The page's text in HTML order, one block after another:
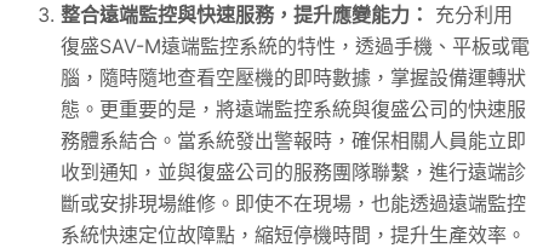
整合遠端監控與快速服務，提升應變能力： 充分利用
復盛SAV-M遠端監控系統的特性，透過手機、平板或電
腦，隨時隨地查看空壓機的即時數據，掌握設備運轉狀
態。更重要的是，將遠端監控系統與復盛公司的快速服
務體系結合。當系統發出警報時，確保相關人員能立即
收到通知，並與復盛公司的服務團隊聯繫，進行遠端診
斷或安排現場維修。即使不在現場，也能透過遠端監控
系統快速定位故障點，縮短停機時間，提升生產效率。